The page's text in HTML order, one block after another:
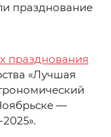
празднование
празднования
«Лучшая
—